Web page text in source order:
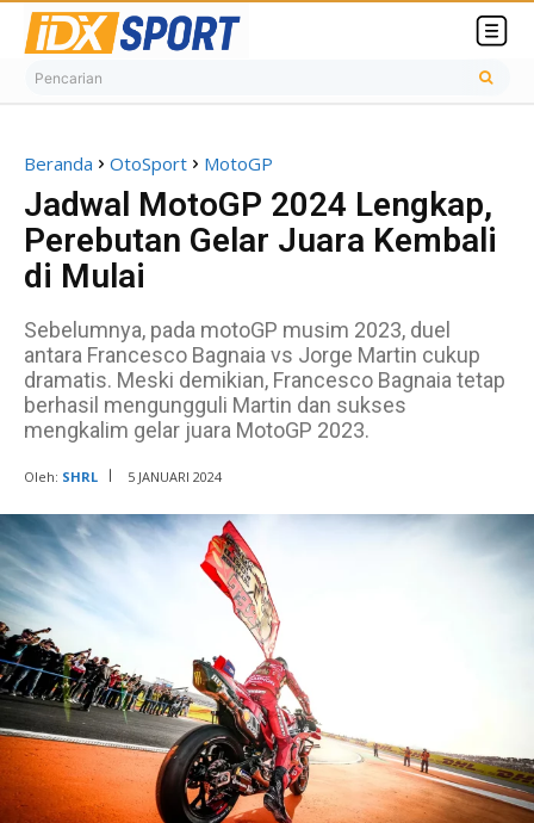
Pencarian
Beranda OtoSport MotoGP
Jadwal MotoGP 2024 Lengkap,
Perebutan Gelar Juara Kembali
di Mulai
Sebelumnya, pada motoGP musim 2023, duel
antara Francesco Bagnaia vs Jorge Martin cukup
dramatis. Meski demikian, Francesco Bagnaia tetap
berhasil mengungguli Martin dan sukses
mengkalim gelar juara MotoGP 2023.
Oleh: SHRL 5 JANUARI 2024